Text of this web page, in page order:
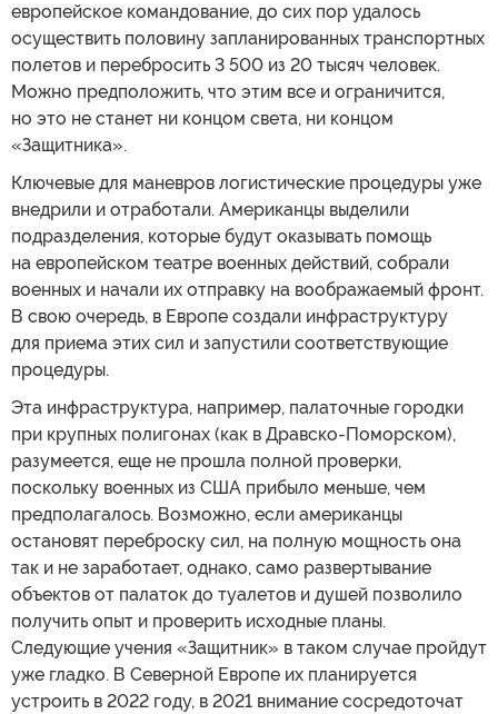
европейское командование, до сих пор удалось
осуществить половину запланированных транспортных
полетов и перебросить 3 500 из 20 тысяч человек.
Можно предположить, что этим все и ограничится,
но это не станет ни концом света, ни концом
«Защитника».
Ключевые для маневров логистические процедуры уже
внедрили и отработали. Американцы выделили
подразделения, которые будут оказывать помощь
на европейском театре военных действий, собрали
военных и начали их отправку на воображаемый фронт.
В свою очередь, в Европе создали инфраструктуру
для приема этих сил и запустили соответствующие
процедуры.
Эта инфраструктура, например, палаточные городки
при крупных полигонах (как в Дравско-Поморском),
разумеется, еще не прошла полной проверки,
поскольку военных из США прибыло меньше, чем
предполагалось. Возможно, если американцы
остановят переброску сил, на полную мощность она
так и не заработает, однако, само развертывание
объектов от палаток до туалетов и душей позволило
получить опыт и проверить исходные планы.
Следующие учения «Защитник» в таком случае пройдут
уже гладко. В Северной Европе их планируется
устроить в 2022 году, в 2021 внимание сосредоточат